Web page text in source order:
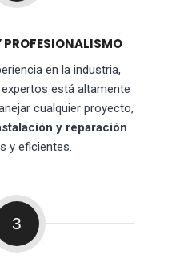
PROFESIONALISMO
en la industria,
está altamente
cualquier proyecto,
y reparación
y eficientes.
3